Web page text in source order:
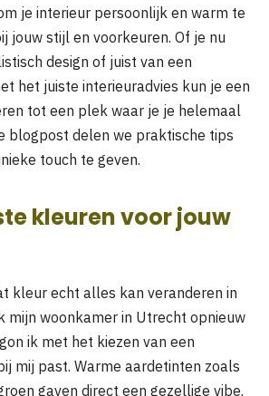
je interieur persoonlijk en warm te
jouw stijl en voorkeuren. Of je nu
design of juist van een
het juiste interieuradvies kun je een
tot een plek waar je je helemaal
blogpost delen we praktische tips
touch te geven.
kleuren voor jouw
kleur echt alles kan veranderen in
mijn woonkamer in Utrecht opnieuw
ik met het kiezen van een
mij past. Warme aardetinten zoals
gaven direct een gezellige vibe.